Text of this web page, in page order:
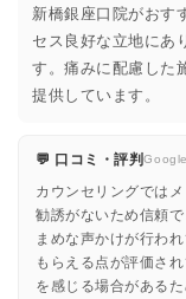
新橋銀座口院がおす
セス良好な立地にあ
す。痛みに配慮した
提供しています。
💬 口コミ・評判
カウンセリングでは
勧誘がないため信頼
まめな声かけが行わ
もらえる点が評価さ
を感じる場合がある